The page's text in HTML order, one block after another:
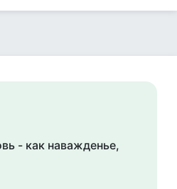
- как наважденье,